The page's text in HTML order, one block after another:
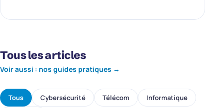
Tous les articles
Voir aussi : nos guides pratiques →
Tous Cybersécurité Télécom
Informatique